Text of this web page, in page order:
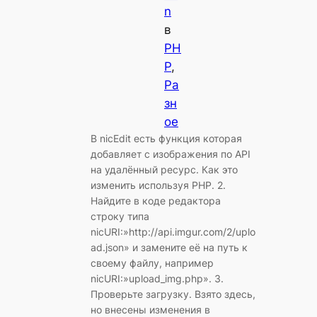
n
в
PH
P
Ра
зн
ое
В nicEdit есть функция которая
добавляет с изображения по API
на удалённый ресурс. Как это
изменить используя PHP. 2.
Найдите в коде редактора
строку типа
nicURI:»http://api.imgur.com/2/uplo
ad.json» и замените её на путь к
своему файлу, например
nicURI:»upload_img.php». 3.
Проверьте загрузку. Взято здесь,
но внесены изменения в